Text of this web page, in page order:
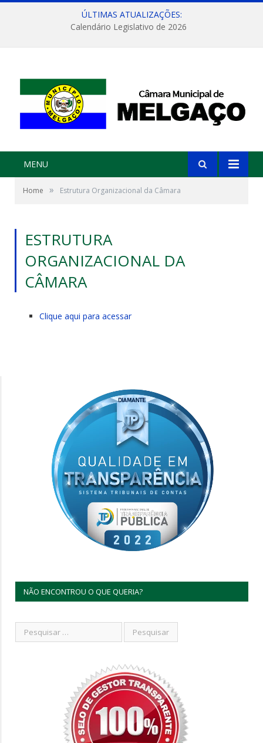
ÚLTIMAS ATUALIZAÇÕES:
Calendário Legislativo de 2026
MENU
Home » Estrutura Organizacional da Câmara
ESTRUTURA
ORGANIZACIONAL DA
CÂMARA
Clique aqui para acessar
NÃO ENCONTROU O QUE QUERIA?